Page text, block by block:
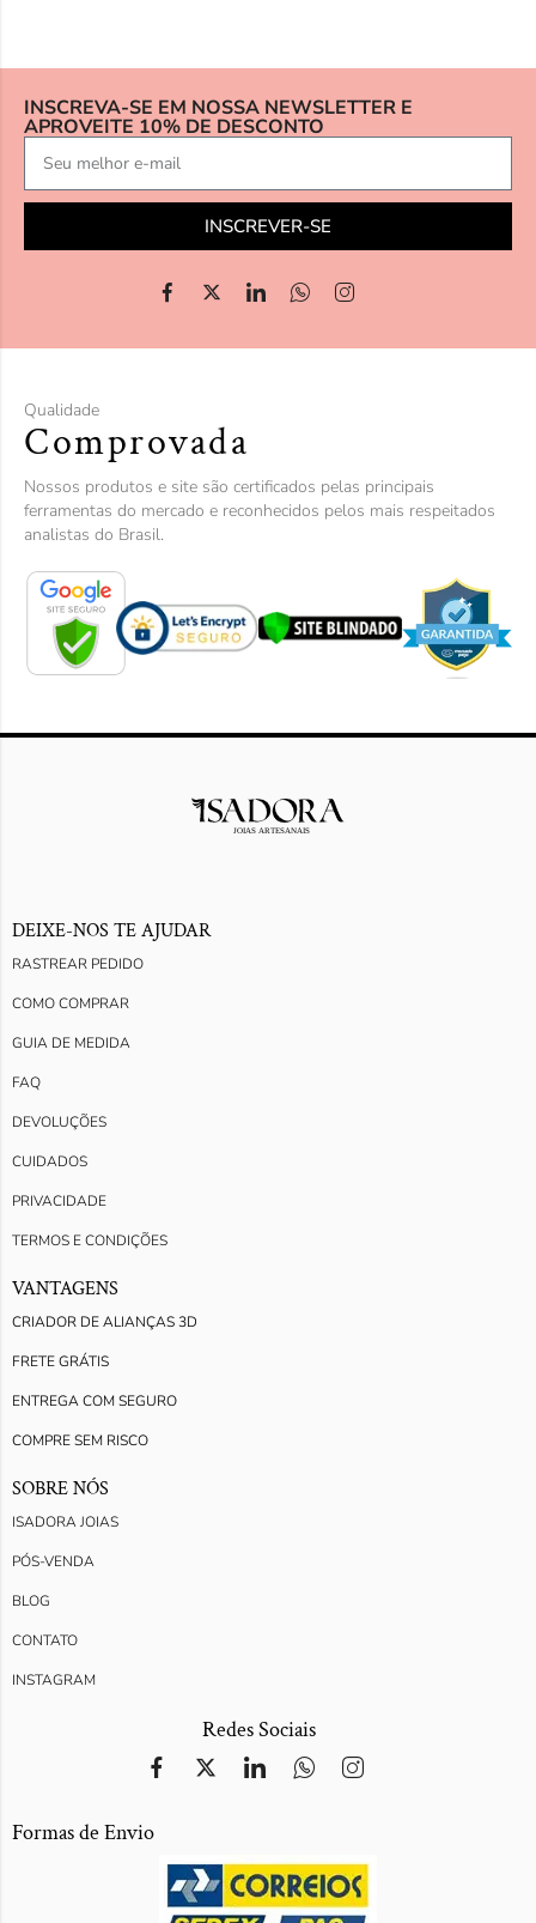
INSCREVA-SE EM NOSSA NEWSLETTER E
APROVEITE 10% DE DESCONTO
INSCREVER-SE
Qualidade
Comprovada
Nossos produtos e site são certificados pelas principais
ferramentas do mercado e reconhecidos pelos mais respeitados
analistas do Brasil.
DEIXE-NOS TE AJUDAR
RASTREAR PEDIDO
COMO COMPRAR
GUIA DE MEDIDA
FAQ
DEVOLUÇÕES
CUIDADOS
PRIVACIDADE
TERMOS E CONDIÇÕES
VANTAGENS
CRIADOR DE ALIANÇAS 3D
FRETE GRÁTIS
ENTREGA COM SEGURO
COMPRE SEM RISCO
SOBRE NÓS
ISADORA JOIAS
PÓS-VENDA
BLOG
CONTATO
INSTAGRAM
Redes Sociais
Formas de Envio